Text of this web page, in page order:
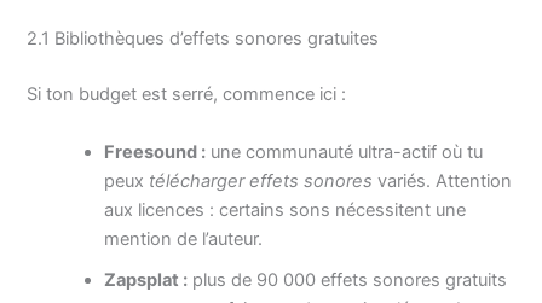
2.1 Bibliothèques d’effets sonores gratuites
Si ton budget est serré, commence ici :
Freesound : une communauté ultra-actif où tu
peux télécharger effets sonores variés. Attention
aux licences : certains sons nécessitent une
mention de l’auteur.
Zapsplat : plus de 90 000 effets sonores gratuits